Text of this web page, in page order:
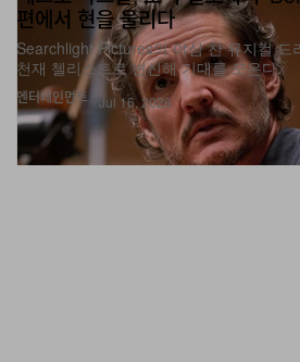
엔터테인먼트
Searchlight Pictures의 야심 찬 뮤지컬 드
천재 첼리스트로 변신해 기대를 모은다.
Jul 16, 2026